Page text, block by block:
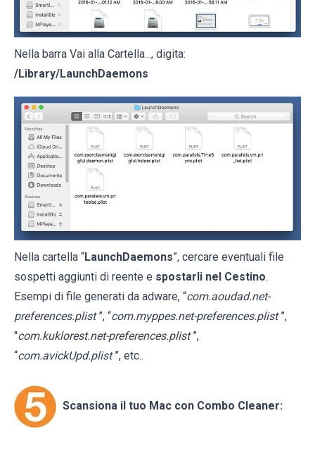
Nella barra Vai alla Cartella..., digita:
/Library/LaunchDaemons
Nella cartella “LaunchDaemons”, cercare eventuali file
sospetti aggiunti di reente e spostarli nel Cestino.
Esempi di file generati da adware, “com.aoudad.net-
preferences.plist ”, “com.myppes.net-preferences.plist ”,
"com.kuklorest.net-preferences.plist ”,
“com.avickUpd.plist ”, etc..
Scansiona il tuo Mac con Combo Cleaner: